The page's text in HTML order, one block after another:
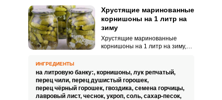
Хрустящие маринованные
корнишоны на 1 литр на
зиму
Хрустящие маринованные
корнишоны на 1 литр на зиму,
готовим способом трехкратной
заливки.Набор пряностей со
специями кладем в банки, что
удобнее, чем варить маринад.
ИНГРЕДИЕНТЫ
на литровую банку:, корнишоны, лук репчатый,
перец чили, перец душистый горошек,
перец чёрный горошек, гвоздика, семена горчицы,
лавровый лист, чеснок, укроп, соль, сахар-песок,